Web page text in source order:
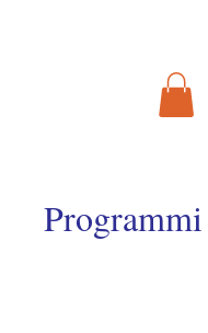
Programmi